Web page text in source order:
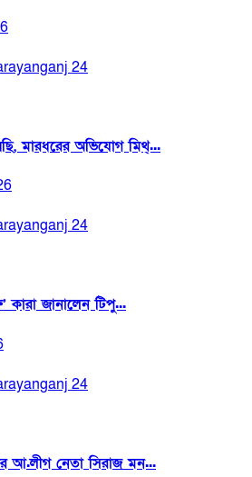
24
মারধরের অভিযোগ মিথ্...
24
কারা জানালেন টিপু...
24
আ.লীগ নেতা সিরাজ মন...